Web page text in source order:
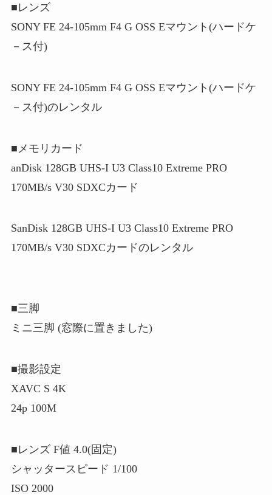
■レンズ
SONY FE 24-105mm F4 G OSS Eマウント(ハードケ
－ス付)
SONY FE 24-105mm F4 G OSS Eマウント(ハードケ
－ス付)のレンタル
■メモリカード
anDisk 128GB UHS-I U3 Class10 Extreme PRO
170MB/s V30 SDXCカード
SanDisk 128GB UHS-I U3 Class10 Extreme PRO
170MB/s V30 SDXCカードのレンタル
■三脚
ミニ三脚 (窓際に置きました)
■撮影設定
XAVC S 4K
24p 100M
■レンズ F値 4.0(固定)
シャッタースピード 1/100
ISO 2000